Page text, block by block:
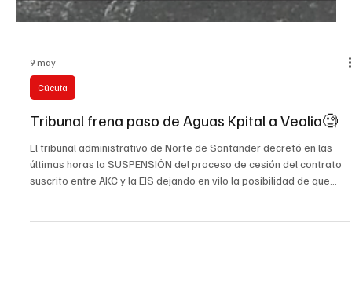
9 may
Cúcuta
Tribunal frena paso de Aguas Kpital a Veolia🧐
El tribunal administrativo de Norte de Santander decretó en las
Veolia la multinacional francesa continuará la operación del